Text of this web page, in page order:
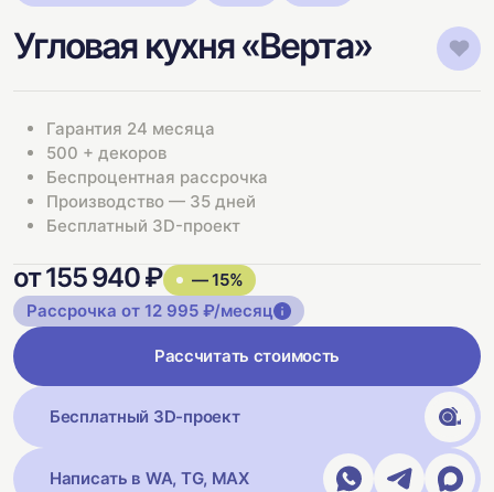
Угловая кухня «Верта»
Гарантия 24 месяца
500 + декоров
Беспроцентная рассрочка
Производство — 35 дней
Бесплатный 3D-проект
от 155 940 ₽
— 15%
Рассрочка от 12 995 ₽/месяц
Рассчитать стоимость
Бесплатный 3D-проект
Написать в WA, TG, MAX